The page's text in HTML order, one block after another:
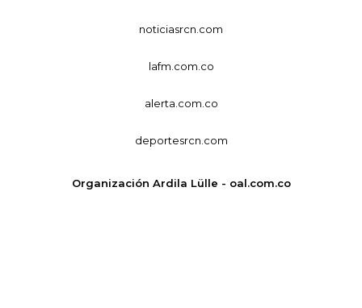
noticiasrcn.com
lafm.com.co
alerta.com.co
deportesrcn.com
Organización Ardila Lülle - oal.com.co